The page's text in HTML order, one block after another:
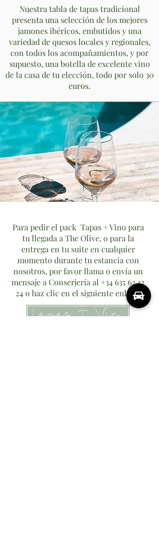
Nuestra tabla de tapas tradicional
presenta una selección de los mejores
jamones ibéricos, embutidos y una
variedad de quesos locales y regionales,
con todos los acompañamientos, y por
supuesto, una botella de excelente vino
de la casa de tu elección, todo por solo 30
euros.
Para pedir el pack Tapas + Vino para
tu llegada a The Olive, o para la
entrega en tu suite en cualquier
momento durante tu estancia con
nosotros, por favor llama o envía un
mensaje a Conserjería al +34 635 62 12
24o haz clic en el siguiente enlace:
Tapas + Vino!